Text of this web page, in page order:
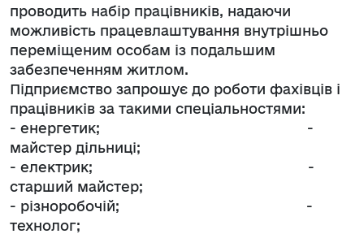
проводить набір працівників, надаючи
можливість працевлаштування внутрішньо
переміщеним особам із подальшим
забезпеченням житлом.
Підприємство запрошує до роботи фахівців і
працівників за такими спеціальностями:
- енергетик; -
майстер дільниці;
- електрик; -
старший майстер;
- різноробочій; -
технолог;